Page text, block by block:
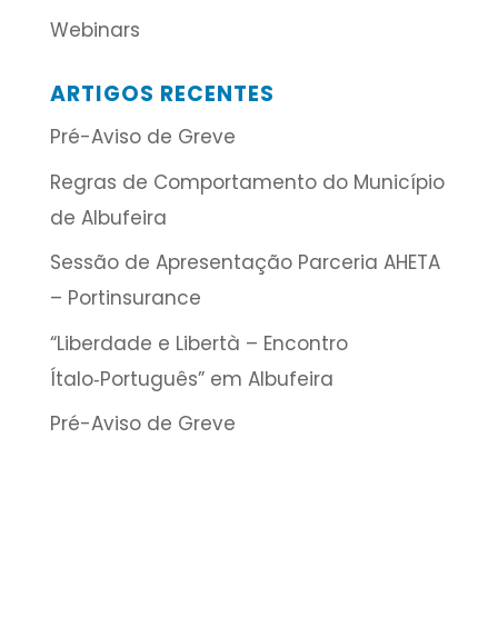
Webinars
ARTIGOS RECENTES
Pré-Aviso de Greve
Regras de Comportamento do Município
de Albufeira
Sessão de Apresentação Parceria AHETA
– Portinsurance
“Liberdade e Libertà – Encontro
Ítalo‑Português” em Albufeira
Pré-Aviso de Greve